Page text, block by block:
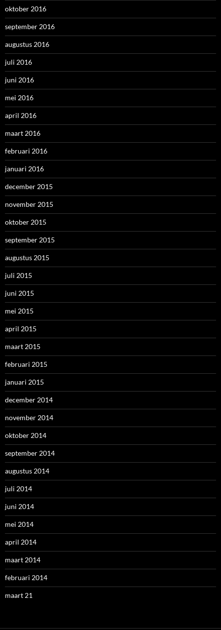
oktober 2016
september 2016
augustus 2016
juli 2016
juni 2016
mei 2016
april 2016
maart 2016
februari 2016
januari 2016
december 2015
november 2015
oktober 2015
september 2015
augustus 2015
juli 2015
juni 2015
mei 2015
april 2015
maart 2015
februari 2015
januari 2015
december 2014
november 2014
oktober 2014
september 2014
augustus 2014
juli 2014
juni 2014
mei 2014
april 2014
maart 2014
februari 2014
maart 21